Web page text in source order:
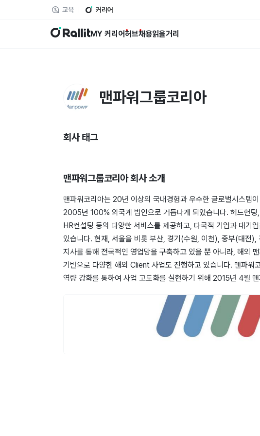
교육 커리어
랠릿 MY 커리어허브채용읽을거리
맨파워그룹코리아
회사 태그
맨파워그룹코리아회사 소개
맨파워코리아는 20년 이상의 국내경험과 우수한 글로벌시스템
2005년 100% 외국계 법인으로 거듭나게 되었습니다. 헤드헌
HR컨설팅 등의 다양한 서비스를 제공하고, 다국적 기업과 대기
있습니다. 현재, 서울을 비롯 부산, 경기(수원, 이천), 중부(대전
지사를 통해 전국적인 영업망을 구축하고 있을 뿐 아니라, 해외
기반으로 다양한 해외 Client 사업도 진행하고 있습니다. 맨파워
역량 강화를 통하여 사업 고도화를 실현하기 위해 2015년 4월